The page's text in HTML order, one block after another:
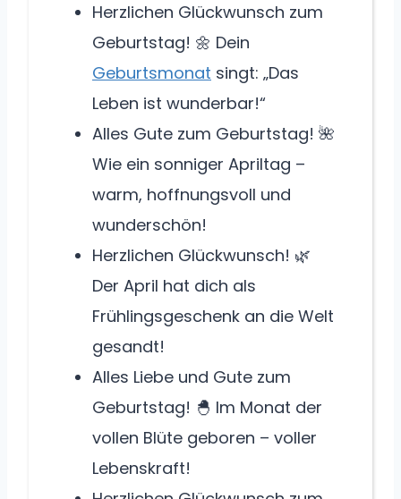
Herzlichen Glückwunsch zum
Geburtstag! 🌼 Dein
Geburtsmonat singt: „Das
Leben ist wunderbar!“
Alles Gute zum Geburtstag! 🌺
Wie ein sonniger Apriltag –
warm, hoffnungsvoll und
wunderschön!
Herzlichen Glückwunsch! 🌿
Der April hat dich als
Frühlingsgeschenk an die Welt
gesandt!
Alles Liebe und Gute zum
Geburtstag! 🐣 Im Monat der
vollen Blüte geboren – voller
Lebenskraft!